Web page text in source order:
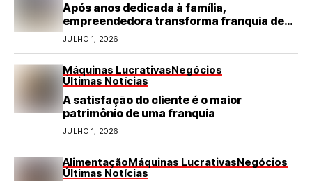
Após anos dedicada à família,
empreendedora transforma franquia de
turismo em negócio de destaque no RN
JULHO 1, 2026
Máquinas LucrativasNegócios
Últimas Notícias
A satisfação do cliente é o maior
patrimônio de uma franquia
JULHO 1, 2026
AlimentaçãoMáquinas LucrativasNegócios
Últimas Notícias